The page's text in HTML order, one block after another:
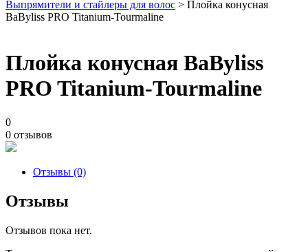
Выпрямители и стайлеры для волос > Плойка конусная
BaByliss PRO Titanium-Tourmaline
Плойка конусная BaByliss
PRO Titanium-Tourmaline
0
0 отзывов
Отзывы (0)
Отзывы
Отзывов пока нет.